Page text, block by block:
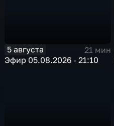
5 августа
21 мин
Эфир 05.08.2026 · 21:10